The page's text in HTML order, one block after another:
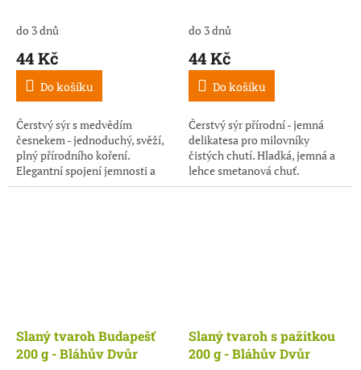
do 3 dnů
44 Kč
Do košíku
Čerstvý sýr s medvědím
česnekem - jednoduchý, svěží,
plný přírodního koření.
Elegantní spojení jemnosti a
divoké chuti lesa.
do 3 dnů
44 Kč
Do košíku
Čerstvý sýr přírodní - jemná
delikatesa pro milovníky
čistých chutí. Hladká, jemná a
lehce smetanová chuť.
Slaný tvaroh Budapešť
200 g - Bláhův Dvůr
Slaný tvaroh s pažitkou
200 g - Bláhův Dvůr